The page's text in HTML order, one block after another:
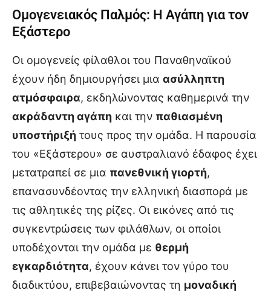
Ομογενειακός Παλμός: Η Αγάπη για τον
Εξάστερο
Οι ομογενείς φίλαθλοι του Παναθηναϊκού
έχουν ήδη δημιουργήσει μια ασύλληπτη
ατμόσφαιρα, εκδηλώνοντας καθημερινά την
ακράδαντη αγάπη και την παθιασμένη
υποστήριξή τους προς την ομάδα. Η παρουσία
του «Εξάστερου» σε αυστραλιανό έδαφος έχει
μετατραπεί σε μια πανεθνική γιορτή,
επανασυνδέοντας την ελληνική διασπορά με
τις αθλητικές της ρίζες. Οι εικόνες από τις
συγκεντρώσεις των φιλάθλων, οι οποίοι
υποδέχονται την ομάδα με θερμή
εγκαρδιότητα, έχουν κάνει τον γύρο του
διαδικτύου, επιβεβαιώνοντας τη μοναδική